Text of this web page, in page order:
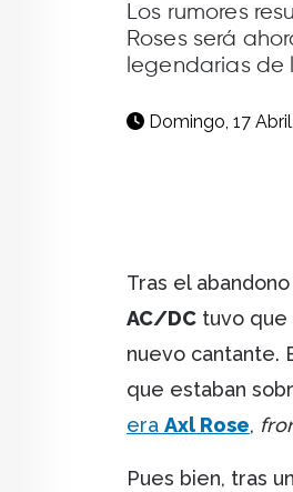
Los rumores
Roses será
legendarias de
Domingo, 17
Tras el
AC/DC tuvo que
nuevo cantante.
que estaban
era Axl Rose,
Pues bien, tras